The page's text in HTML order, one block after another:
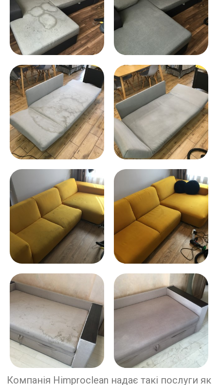
Компанія Himproclean надає такі послуги як